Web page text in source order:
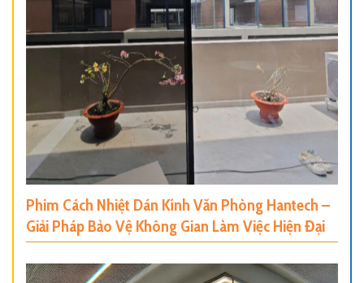
Phim Cách Nhiệt Dán Kính Văn Phòng Hantech –
Giải Pháp Bảo Vệ Không Gian Làm Việc Hiện Đại